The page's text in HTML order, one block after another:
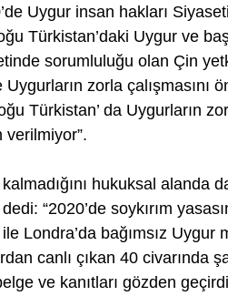
Uygur insan hakları
Türkistan’daki Uygur ve
sorumluluğu olan Çin
zorla çalışmasını
Türkistan’ da Uygurların
verilmiyor”.
hukuksal alanda
“2020’de soykırım
Londra’da bağımsız Uygur
canlı çıkan 40 civarında
ve kanıtları gözden